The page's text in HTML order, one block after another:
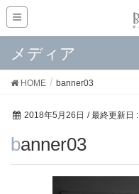
メディア
HOME banner03
2018年5月26日 / 最終更新日 :
banner03